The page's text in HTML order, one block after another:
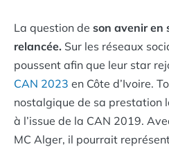
La question de son avenir en
relancée. Sur les réseaux
poussent afin que leur star
CAN 2023 en Côte d’Ivoire.
nostalgique de sa prestation
à l’issue de la CAN 2019.
MC Alger, il pourrait